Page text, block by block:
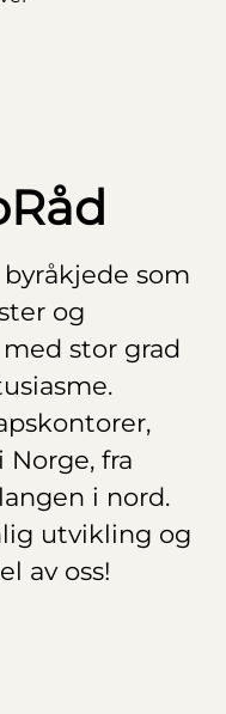
som
og
stor grad
Norge, fra
i nord.
utvikling og
av oss!